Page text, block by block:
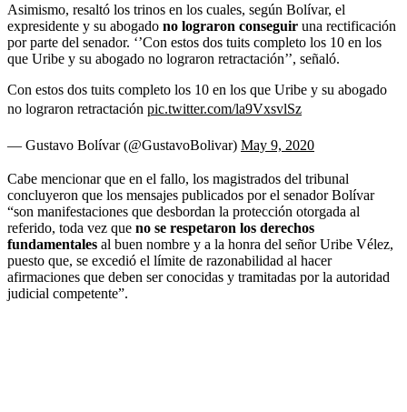
Asimismo, resaltó los trinos en los cuales, según Bolívar, el
expresidente y su abogado no lograron conseguir una rectificación
por parte del senador. ‘’Con estos dos tuits completo los 10 en los
que Uribe y su abogado no lograron retractación’’, señaló.
Con estos dos tuits completo los 10 en los que Uribe y su abogado
no lograron retractación pic.twitter.com/la9VxsvlSz
— Gustavo Bolívar (@GustavoBolivar) May 9, 2020
Cabe mencionar que en el fallo, los magistrados del tribunal
concluyeron que los mensajes publicados por el senador Bolívar
“son manifestaciones que desbordan la protección otorgada al
referido, toda vez que no se respetaron los derechos
fundamentales al buen nombre y a la honra del señor Uribe Vélez,
puesto que, se excedió el límite de razonabilidad al hacer
afirmaciones que deben ser conocidas y tramitadas por la autoridad
judicial competente”.